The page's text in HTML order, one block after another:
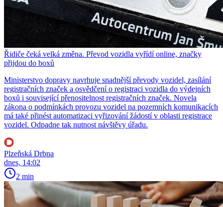
Řidiče čeká velká změna. Převod vozidla vyřídí online, značky
přijdou do boxů
Ministerstvo dopravy navrhuje snadnější převody vozidel, zasílání
registračních značek a osvědčení o registraci vozidla do výdejních
boxů i související přenositelnost registračních značek. Novela
zákona o podmínkách provozu vozidel na pozemních komunikacích
má také přinést automatizaci vyřizování žádostí v oblasti registrace
vozidel. Odpadne tak nutnost návštěvy úřadu.
Plzeňská Drbna
dnes, 14:02
2 min